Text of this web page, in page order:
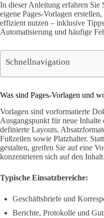
In dieser Anleitung erfahren
eigene Pages-Vorlagen
effizient nutzen – inklusive
Automatisierung und häufige
Schnellnavigation
Was sind Pages-Vorlagen und
Vorlagen sind vorformatierte
Ausgangspunkt für neue Inhalte
definierte Layouts,
Fußzeilen sowie Platzhalter.
gestalten, greifen Sie auf eine
konzentrieren sich auf den Inhalt.
Typische Einsatzbereiche:
Geschäftsbriefe und
Berichte, Protokolle und